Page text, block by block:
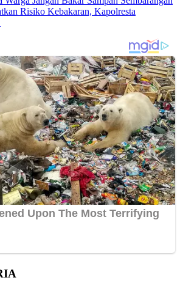
Risiko Kebakaran, Kapolresta